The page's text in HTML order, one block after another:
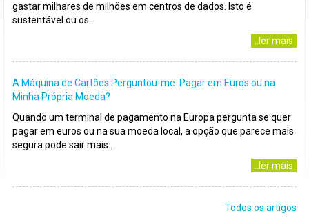
gastar milhares de milhões em centros de dados. Isto é
sustentável ou os..
..ler mais
A Máquina de Cartões Perguntou-me: Pagar em Euros ou na
Minha Própria Moeda?
Quando um terminal de pagamento na Europa pergunta se quer
pagar em euros ou na sua moeda local, a opção que parece mais
segura pode sair mais..
..ler mais
Todos os artigos